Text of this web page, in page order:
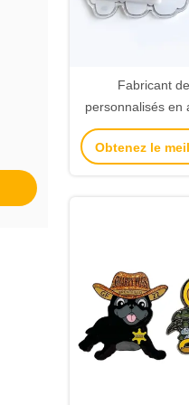
Fabricant
personnalisés en
logo arc-en-ciel
dessin animé et
Obtenez le